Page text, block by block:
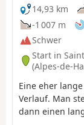
14,93 km
-1 007 m
Schwer
Start in
(Alpes-de-
Eine eher
Verlauf. Man
dann einen